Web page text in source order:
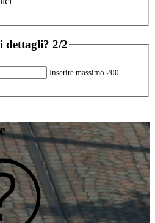
dettagli? 2/2
Inserire massimo 200